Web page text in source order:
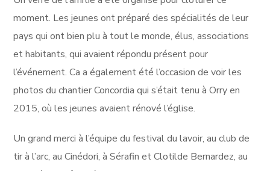
moment. Les jeunes ont préparé des spécialités de leur
pays qui ont bien plu à tout le monde, élus, associations
et habitants, qui avaient répondu présent pour
l’événement. Ca a également été l’occasion de voir les
photos du chantier Concordia qui s’était tenu à Orry en
2015, où les jeunes avaient rénové l’église.
Un grand merci à l’équipe du festival du lavoir, au club de
tir à l’arc, au Cinédori, à Sérafin et Clotilde Bernardez, au